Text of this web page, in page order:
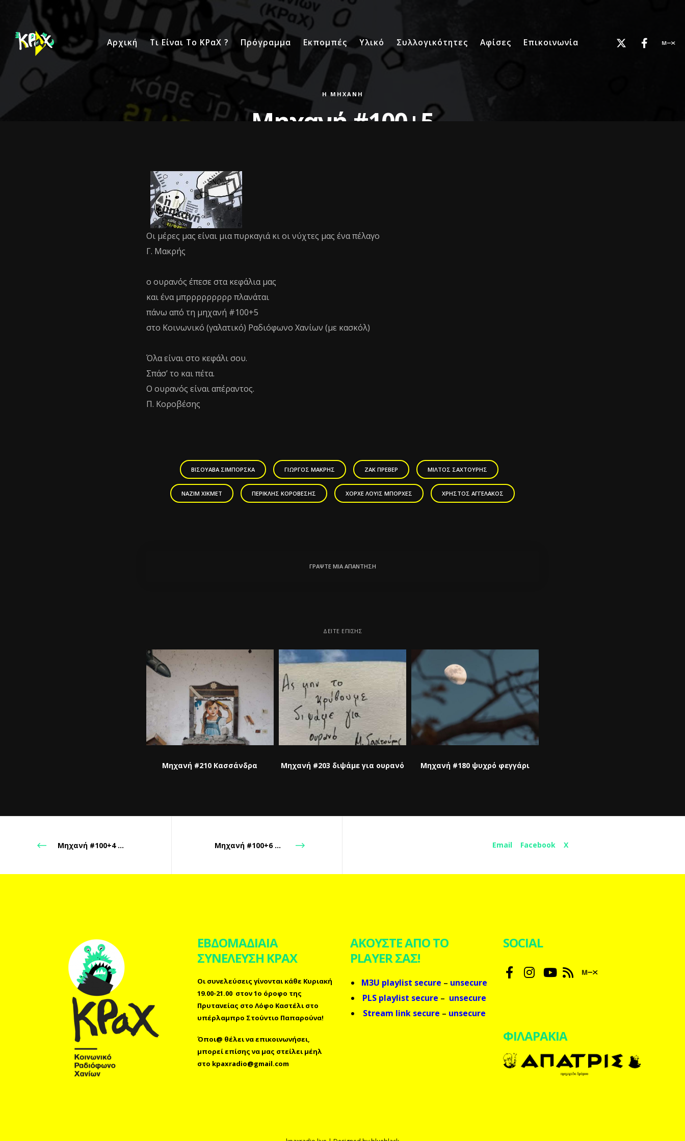
Αρχική Τι Είναι Το ΚΡαΧ ? Πρόγραμμα Εκπομπές Υλικό Συλλογικότητες Αφίσες Επικοινωνία
Η ΜΗΧΑΝΉ
Μηχανή #100+5
Οι μέρες μας είναι μια πυρκαγιά κι οι νύχτες μας ένα πέλαγο
Γ. Μακρής
ο ουρανός έπεσε στα κεφάλια μας
και ένα μπρρρρρρρρρ πλανάται
πάνω από τη μηχανή #100+5
στο Κοινωνικό (γαλατικό) Ραδιόφωνο Χανίων (με κασκόλ)
Όλα είναι στο κεφάλι σου.
Σπάσ’ το και πέτα.
Ο ουρανός είναι απέραντος.
Π. Κοροβέσης
ΒΙΣΟΥΆΒΑ ΣΙΜΠΌΡΣΚΑ ΓΙΏΡΓΟΣ ΜΑΚΡΉΣ ΖΑΚ ΠΡΕΒΈΡ ΜΊΛΤΟΣ ΣΑΧΤΟΎΡΗΣ
ΝΑΖΊΜ ΧΙΚΜΈΤ ΠΕΡΙΚΛΉΣ ΚΟΡΟΒΈΣΗΣ ΧΌΡΧΕ ΛΟΥΊΣ ΜΠΌΡΧΕΣ ΧΡΉΣΤΟΣ ΑΓΓΕΛΆΚΟΣ
ΓΡΆΨΤΕ ΜΙΑ ΑΠΆΝΤΗΣΗ
ΔΕΊΤΕ ΕΠΊΣΗΣ
Μηχανή #210 Κασσάνδρα Μηχανή #203 διψάμε για ουρανό Μηχανή #180 ψυχρό φεγγάρι
Μηχανή #100+4 σαν ένα ατέλειωτο φιλί Μηχανή #100+6 ξαφνική παπαρούνα Email Facebook X
ΕΒΔΟΜΑΔΙΑΙΑ
ΣΥΝΕΛΕΥΣΗ ΚΡΑΧ
Οι συνελεύσεις γίνονται κάθε Κυριακή
19.00-21.00 στον 1ο όροφο της
Πρυτανείας στο Λόφο Καστέλι στο
υπέρλαμπρο Στούντιο Παπαρούνα!
Όποι@ θέλει να επικοινωνήσει,
μπορεί επίσης να μας στείλει μέηλ
στο kpaxradio@gmail.com
ΑΚΟΥΣΤΕ ΑΠΟ ΤΟ
PLAYER ΣΑΣ!
M3U playlist secure – unsecure
PLS playlist secure – unsecure
Stream link secure – unsecure
SOCIAL
ΦΙΛΑΡΑΚΙΑ